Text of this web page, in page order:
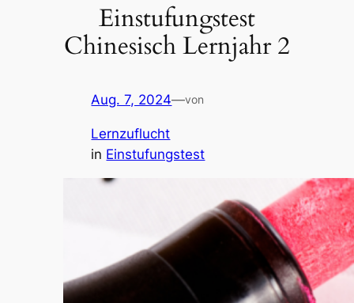
Einstufungstest
Chinesisch Lernjahr 2
Aug. 7, 2024—von
Lernzuflucht
in Einstufungstest